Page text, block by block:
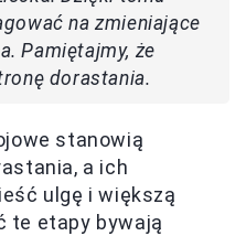
na zmieniające
Pamiętajmy, że
dorastania.
stanowią
a ich
ulgę i większą
te etapy bywają